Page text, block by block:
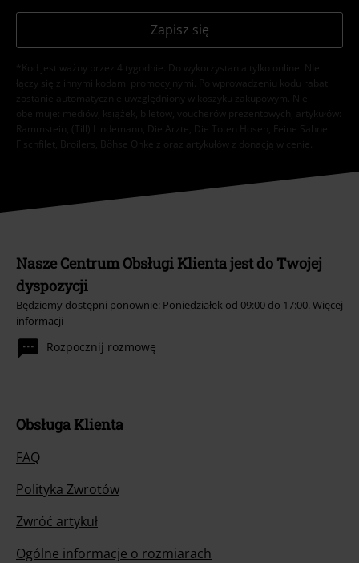
Zapisz się
*Kod jest ważny przez 4 tygodnie. Do wykorzystania tylko online. NIe
łączy się z innymi kodami promocyjnymi. Po wprowadzeniu kodu rabat
zostanie automatycznie uwzględniony w koszyku zakupowym. Nie
obejmuje: mediów, książek, biletów, voucherów prezentowych, artykułów:
Rammstein, (Till) Lindemann, Die Ärzte, Die Toten Hosen, Feine Sahne
Fischfilet, Broilers, Böhse Onkelz oraz artykułów z donacją w cenie.
Nasze Centrum Obsługi Klienta jest do Twojej
dyspozycji
Będziemy dostępni ponownie: Poniedziałek od 09:00 do 17:00. Więcej
informacji
Rozpocznij rozmowę
Obsługa Klienta
FAQ
Polityka Zwrotów
Zwróć artykuł
Ogólne informacje o rozmiarach